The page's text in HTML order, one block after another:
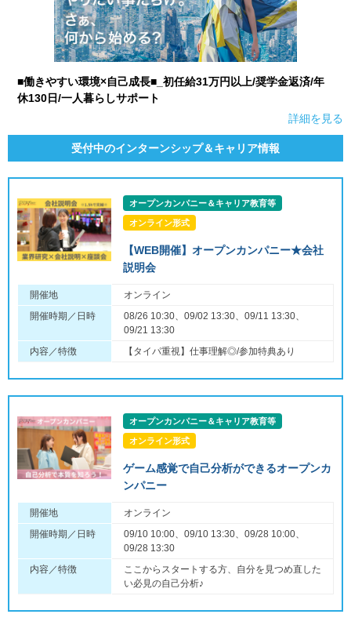
■働きやすい環境×自己成長■_初任給31万円以上/奨学金返済/年
休130日/一人暮らしサポート
詳細を見る
受付中のインターンシップ＆キャリア情報
オープンカンパニー＆キャリア教育等
オンライン形式
【WEB開催】オープンカンパニー★会社
説明会
開催地
オンライン
開催時期／日時
08/26 10:30、09/02 13:30、09/11 13:30、
09/21 13:30
内容／特徴
【タイパ重視】仕事理解◎/参加特典あり
オープンカンパニー＆キャリア教育等
オンライン形式
ゲーム感覚で自己分析ができるオープンカ
ンパニー
開催地
オンライン
開催時期／日時
09/10 10:00、09/10 13:30、09/28 10:00、
09/28 13:30
内容／特徴
ここからスタートする方、自分を見つめ直した
い必見の自己分析♪